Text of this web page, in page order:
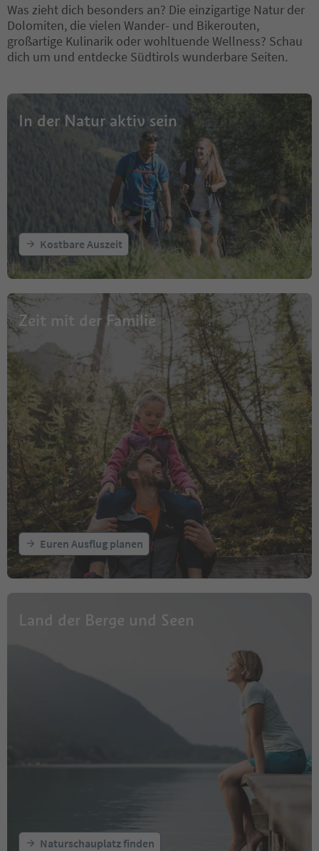
Was zieht dich besonders an? Die einzigartige Natur der
Dolomiten, die vielen Wander- und Bikerouten,
großartige Kulinarik oder wohltuende Wellness? Schau
dich um und entdecke Südtirols wunderbare Seiten.
In der Natur aktiv sein
Kostbare Auszeit
Zeit mit der Familie
Euren Ausflug planen
Land der Berge und Seen
Naturschauplatz finden